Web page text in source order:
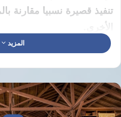
تنفيذ قصيرة نسبيا مقارنة
الأخرى.
يستهدف مشروع تطوير
تشغيلية مرتفعة لخدمة
سرعة التنقل. تقدر التكلفة
المزيد